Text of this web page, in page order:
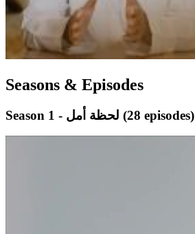
Seasons & Episodes
(28 episodes)